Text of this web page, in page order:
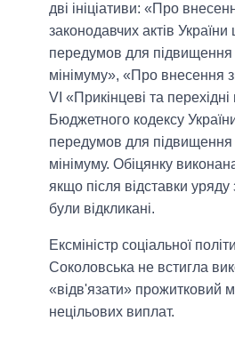
дві ініціативи: «Про
законодавчих актів
передумов для підвищення
мінімуму», «Про внесення
VI «Прикінцеві та
Бюджетного кодексу
передумов для підвищення
мінімуму. Обіцянку
якщо після відставки уряду
були відкликані.
Ексміністр соціальної
Соколовська не встигла
«відв'язати» прожитковий
нецільових виплат.